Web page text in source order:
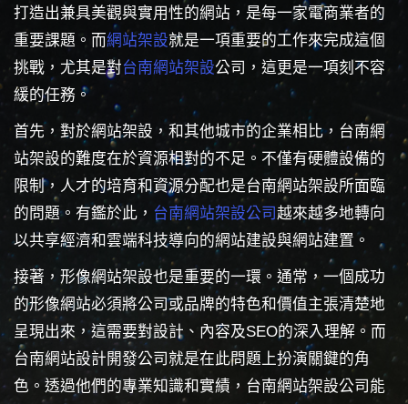
打造出兼具美觀與實用性的網站，是每一家電商業者的
重要課題。而網站架設就是一項重要的工作來完成這個
挑戰，尤其是對台南網站架設公司，這更是一項刻不容
緩的任務。
首先，對於網站架設，和其他城市的企業相比，台南網
站架設的難度在於資源相對的不足。不僅有硬體設備的
限制，人才的培育和資源分配也是台南網站架設所面臨
的問題。有鑑於此， 台南網站架設公司越來越多地轉向
以共享經濟和雲端科技導向的網站建設與網站建置。
接著，形像網站架設也是重要的一環。通常，一個成功
的形像網站必須將公司或品牌的特色和價值主張清楚地
呈現出來，這需要對設計、內容及SEO的深入理解。而
台南網站設計開發公司就是在此問題上扮演關鍵的角
色。透過他們的專業知識和實績，台南網站架設公司能